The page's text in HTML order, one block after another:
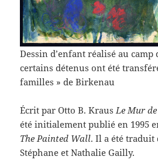
Dessin d’enfant réalisé au
certains détenus ont été
familles » de Birkenau
Écrit par Otto B. Kraus Le Mur
été initialement publié en 1995
The Painted Wall. Il a été traduit
Stéphane et Nathalie Gailly.